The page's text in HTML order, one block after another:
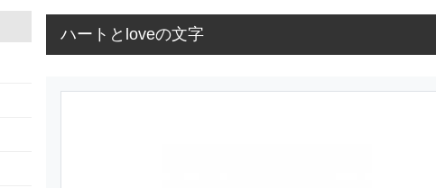
ハートとloveの文字